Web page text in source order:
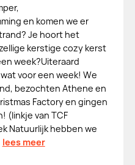
en komen we er
Je hoort het
kerstige cozy kerst
week?Uiteraard
voor een week! We
bezochten Athene en
Factory en gingen
(linkje van TCF
Natuurlijk hebben we
lees meer